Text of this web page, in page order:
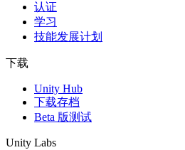
XR 游戏
跨平台发布 XR 游戏
多人游戏
简化多人游戏开发
认证
学习
技能发展计划
下载
Unity Hub
下载存档
Beta 版测试
Unity Labs